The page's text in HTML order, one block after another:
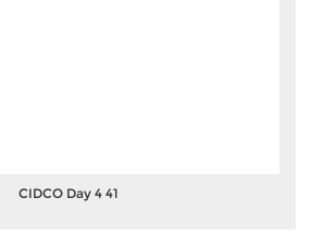
CIDCO Day 4 41